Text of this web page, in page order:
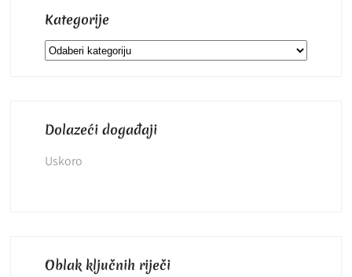
Kategorije
Kategorije
Dolazeći događaji
Uskoro
Oblak ključnih riječi